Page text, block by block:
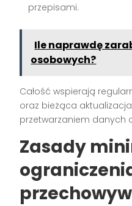
przepisami.
Ile naprawdę
osobowych?
Całość wspierają
oraz bieżąca
przetwarzaniem danych
Zasady